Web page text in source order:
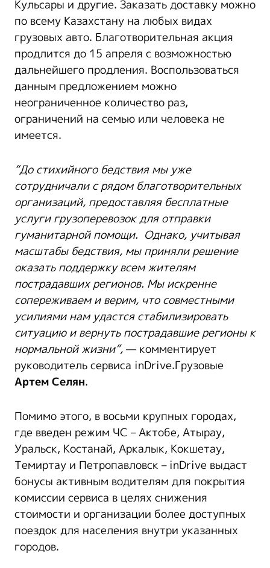
Кульсары и другие. Заказать доставку можно
по всему Казахстану на любых видах
грузовых авто. Благотворительная акция
продлится до 15 апреля с возможностью
дальнейшего продления. Воспользоваться
данным предложением можно
неограниченное количество раз,
ограничений на семью или человека не
имеется.
“До стихийного бедствия мы уже
сотрудничали с рядом благотворительных
организаций, предоставляя бесплатные
услуги грузоперевозок для отправки
гуманитарной помощи. Однако, учитывая
масштабы бедствия, мы приняли решение
оказать поддержку всем жителям
пострадавших регионов. Мы искренне
сопереживаем и верим, что совместными
усилиями нам удастсястабилизировать
ситуацию и вернуть пострадавшие регионы к
нормальной жизни”,— комментирует
руководитель сервиса inDrive.Грузовые
Артем Селян.
Помимо этого, в восьми крупных городах,
где введен режим ЧС – Актобе, Атырау,
Уральск, Костанай, Аркалык, Кокшетау,
Темиртау и Петропавловск – inDrive выдаст
бонусы активным водителям для покрытия
комиссии сервиса в целях снижения
стоимости и организации более доступных
поездок для населения внутри указанных
городов.